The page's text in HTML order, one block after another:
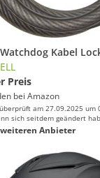
Preis
bei Amazon
am 27.09.2025 um
sich seitdem geändert
Anbieter